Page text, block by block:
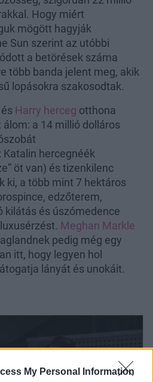
My Personal Information
Hogy miért
mögött hagyják
Sun szerint az utóbbi
a betörések száma
több banda jelent meg, akik
lopásokra szakosodtak.
és Harry herceg otthona
a 14 millió dolláros
hercegnéék
öt van) és tizenkilenc
ki, a több mint 7 hektáros
edzőterem,
kilátás és úszómedence
Meghan Markle
pedig még egy
itt, hogy legyen hol
lányát és unokáit.